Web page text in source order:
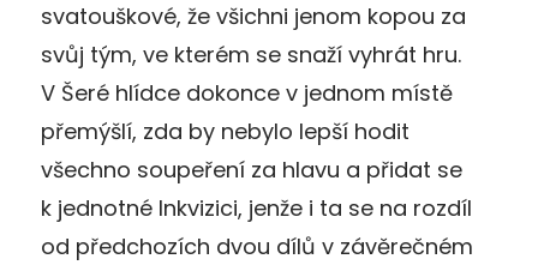
svatouškové, že všichni jenom kopou za
svůj tým, ve kterém se snaží vyhrát hru.
V Šeré hlídce dokonce v jednom místě
přemýšlí, zda by nebylo lepší hodit
všechno soupeření za hlavu a přidat se
k jednotné Inkvizici, jenže i ta se na rozdíl
od předchozích dvou dílů v závěrečném